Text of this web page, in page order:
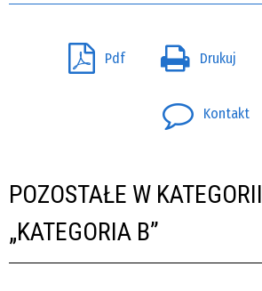
Pdf Drukuj
Kontakt
POZOSTAŁE W KATEGORII
„KATEGORIA B”